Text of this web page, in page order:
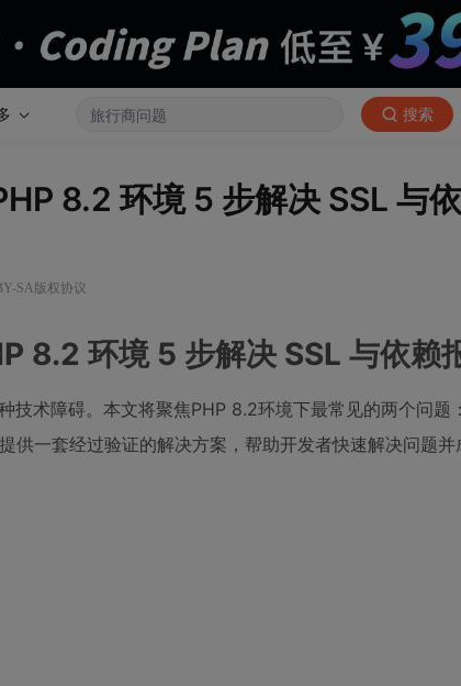
搜索
8.2 环境 5 步解决 SSL 与
SA版权协议
8.2 环境 5 步解决 SSL 与依赖
技术障碍。本文将聚焦PHP 8.2环境下最常见的两个问题
供一套经过验证的解决方案，帮助开发者快速解决问题并